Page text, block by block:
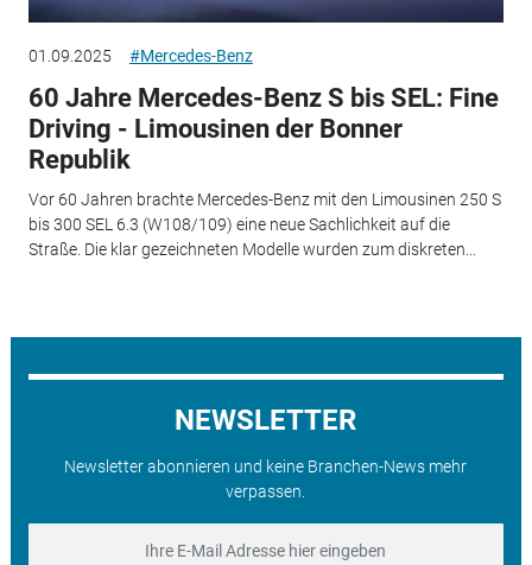
01.09.2025 #Mercedes-Benz
60 Jahre Mercedes-Benz S bis SEL: Fine
Driving - Limousinen der Bonner
Republik
Vor 60 Jahren brachte Mercedes-Benz mit den Limousinen 250 S
bis 300 SEL 6.3 (W108/109) eine neue Sachlichkeit auf die
Straße. Die klar gezeichneten Modelle wurden zum diskreten...
NEWSLETTER
Newsletter abonnieren und keine Branchen-News mehr
verpassen.